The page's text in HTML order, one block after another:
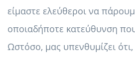
είμαστε ελεύθεροι να
οποιαδήποτε κατεύθυνση
Ωστόσο, μας υπενθυμίζει